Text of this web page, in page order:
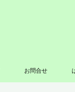
お問合せ